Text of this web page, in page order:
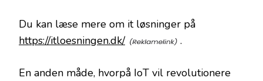
Du kan læse mere om it løsninger på
https://itloesningen.dk/
.
En anden måde, hvorpå IoT vil revolutionere